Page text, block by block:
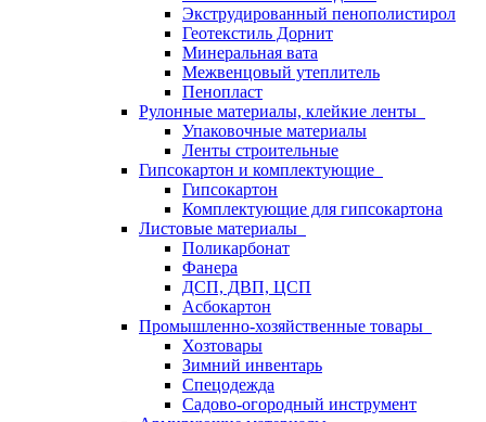
Экструдированный пенополистирол
Геотекстиль Дорнит
Минеральная вата
Межвенцовый утеплитель
Пенопласт
Рулонные материалы, клейкие ленты
Упаковочные материалы
Ленты строительные
Гипсокартон и комплектующие
Гипсокартон
Комплектующие для гипсокартона
Листовые материалы
Поликарбонат
Фанера
ДСП, ДВП, ЦСП
Асбокартон
Промышленно-хозяйственные товары
Хозтовары
Зимний инвентарь
Спецодежда
Садово-огородный инструмент